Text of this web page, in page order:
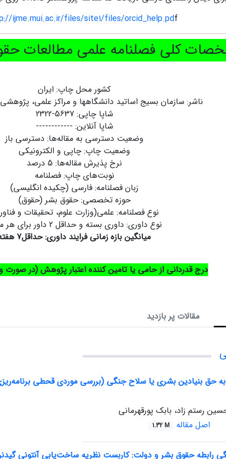
ijme.mui.ac.ir/files/site1/files/orcid_help.pdf
کلی فصلنامه علمی مطالعات
کشور محل چاپ: ایران
ناشر: سازمان بسیج اساتید دانشگاهها و مراکز علمی،
شاپا چاپی: 5637-2322
شاپا آنلاین: ------------
وضعیت دسترسی به مقاله‌ها: دسترسی باز
وضعیت چاپ: چاپی و الکترونیکی
نرخ پذیرش مقاله‌ها: 5 درصد
نوبت‌های چاپ: فصلنامه
زبان فصلنامه: فارسی (چکیده انگلیسی)
حوزه تخصصی: حقوق بشر (حقوق)
نوع فصلنامه: علمی(وزارت علوم، تحقیقات و
نوع داوری: داوری بسته و حداقل 2 داور برای هر مقاله
میانگین بازه زمانی فرایند داوری: حداقل7 هفته
درج قدردانی از حامی یا تامین کننده اعتبار پژوهش (در صورت
مقالات پر بازدید
حق بنیادین بشری یا سلاح جنگی (بررسی موردی قحطی
رستم زاد، بابک پورقهرمانی
اصل مقاله
1.32 M
رابطه حقوق بشر و دولت: کاربست نظریه ساخت‌یابی آنتونی